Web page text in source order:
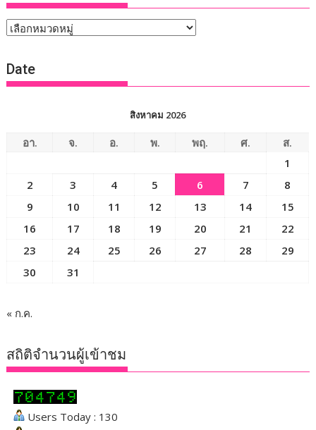
หัวข้อ
Date
สิงหาคม 2026
อา. จ. อ. พ. พฤ. ศ.
ส.
1
2
3 4 5 6 7
8
9
10 11 12 13 14
15
16
17 18 19 20 21
22
23
24 25 26 27 28
29
30
31
« ก.ค.
สถิติจำนวนผู้เข้าชม
Users Today : 130